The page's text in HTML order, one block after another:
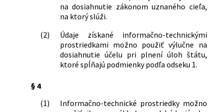
na dosiahnutie zákonom uznaného cieľa,
na ktorý slúži.
(2)
Údaje získané informačno-technickými
prostriedkami možno použiť výlučne na
dosiahnutie účelu pri plnení úloh štátu,
ktoré spĺňajú podmienky podľa odseku 1.
§ 4
(1)
Informačno-technické prostriedky možno